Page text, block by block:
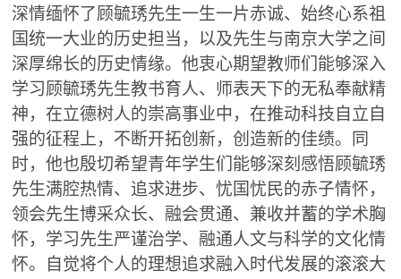
深情缅怀了顾毓琇先生一生一片赤诚、始终心系祖
国统一大业的历史担当，以及先生与南京大学之间
深厚绵长的历史情缘。他衷心期望教师们能够深入
学习顾毓琇先生教书育人、师表天下的无私奉献精
神，在立德树人的崇高事业中，在推动科技自立自
强的征程上，不断开拓创新，创造新的佳绩。同
时，他也殷切希望青年学生们能够深刻感悟顾毓琇
先生满腔热情、追求进步、忧国忧民的赤子情怀，
领会先生博采众长、融会贯通、兼收并蓄的学术胸
怀，学习先生严谨治学、融通人文与科学的文化情
怀。自觉将个人的理想追求融入时代发展的滚滚大